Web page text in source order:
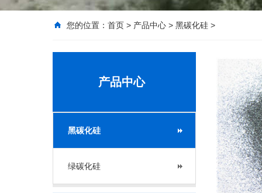
您的位置： 首页 > 产品中心 > 黑碳化硅 >
产品中心
黑碳化硅
绿碳化硅